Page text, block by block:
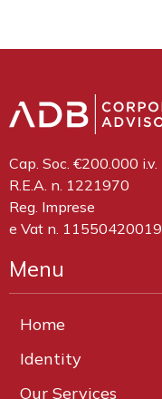
Cap. Soc. €200.000 i.v.
R.E.A. n. 1221970
Reg. Imprese
e Vat n. 11550420019
Menu
Home
Identity
Our Services